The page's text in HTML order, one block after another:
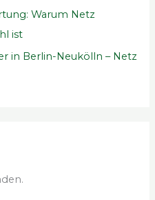
Warum Netz
ist
in Berlin-Neukölln – Netz